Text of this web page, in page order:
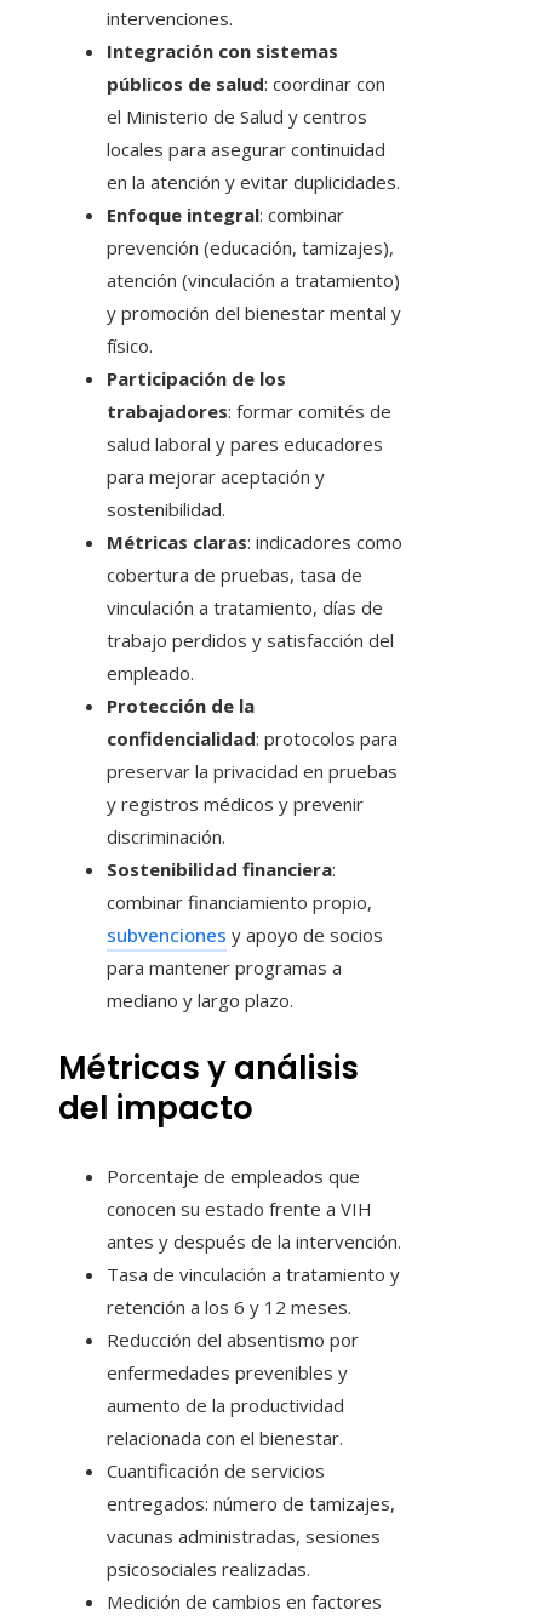
intervenciones.
Integración con sistemas
públicos de salud: coordinar con
el Ministerio de Salud y centros
locales para asegurar continuidad
en la atención y evitar duplicidades.
Enfoque integral: combinar
prevención (educación, tamizajes),
atención (vinculación a tratamiento)
y promoción del bienestar mental y
físico.
Participación de los
trabajadores: formar comités de
salud laboral y pares educadores
para mejorar aceptación y
sostenibilidad.
Métricas claras: indicadores como
cobertura de pruebas, tasa de
vinculación a tratamiento, días de
trabajo perdidos y satisfacción del
empleado.
Protección de la
confidencialidad: protocolos para
preservar la privacidad en pruebas
y registros médicos y prevenir
discriminación.
Sostenibilidad financiera:
combinar financiamiento propio,
subvenciones y apoyo de socios
para mantener programas a
mediano y largo plazo.
Métricas y análisis
del impacto
Porcentaje de empleados que
conocen su estado frente a VIH
antes y después de la intervención.
Tasa de vinculación a tratamiento y
retención a los 6 y 12 meses.
Reducción del absentismo por
enfermedades prevenibles y
aumento de la productividad
relacionada con el bienestar.
Cuantificación de servicios
entregados: número de tamizajes,
vacunas administradas, sesiones
psicosociales realizadas.
Medición de cambios en factores